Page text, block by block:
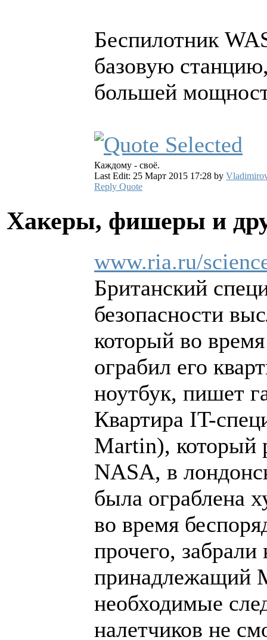
Беспилотник
базовую
большей
Каждому - своё.
Last Edit: 25 Март 2015 17:28 by
Reply Quote
Хакеры, фишеры и
www.ria.ru/
Британский
безопасности
который во
ограбил его
ноутбук, пишет
Квартира IT-
Martin), который
NASA, в
была ограблена
во время
прочего,
принадлежащий
необходимые
налетчиков не